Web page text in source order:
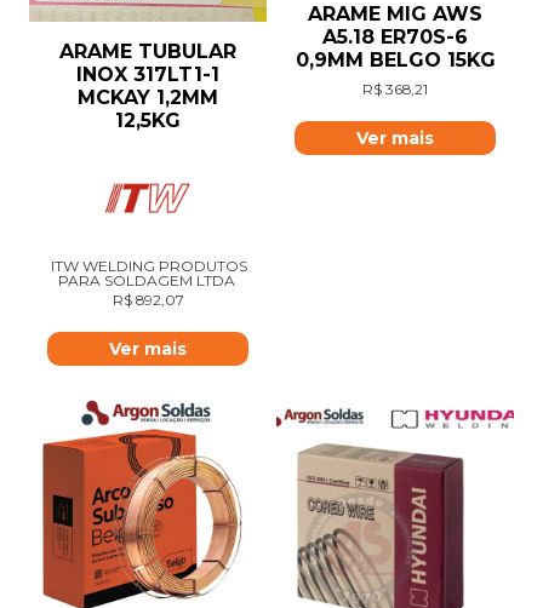
ARAME TUBULAR
INOX 317LT1-1
MCKAY 1,2MM
12,5KG
ITW WELDING PRODUTOS
PARA SOLDAGEM LTDA
R$892,07
Ver mais
ARAME MIG AWS
A5.18 ER70S-6
0,9MM BELGO 15KG
R$ 368,21
Ver mais